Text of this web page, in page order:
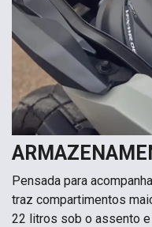
Pensada para
traz compartimentos
22 litros sob o assento